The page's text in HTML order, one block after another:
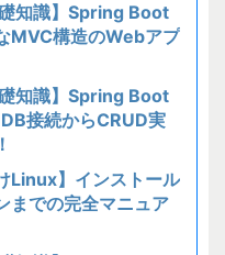
礎知識】Spring Boot
MVC構造のWebアプ
礎知識】Spring Boot
接続からCRUD実
Linux】インストール
までの完全マニュア